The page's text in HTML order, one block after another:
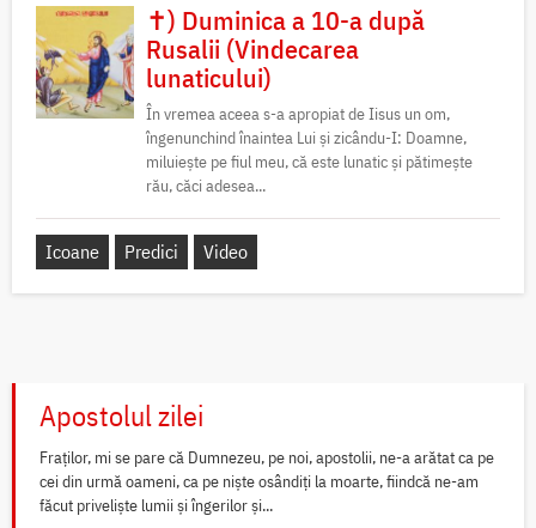
✝) Duminica a 10-a după
Rusalii (Vindecarea
lunaticului)
În vremea aceea s-a apropiat de Iisus un om,
îngenunchind înaintea Lui și zicându-I: Doamne,
miluiește pe fiul meu, că este lunatic și pătimește
rău, căci adesea...
Icoane Predici Video
Apostolul zilei
Fraților, mi se pare că Dumnezeu, pe noi, apostolii, ne-a arătat ca pe
cei din urmă oameni, ca pe niște osândiți la moarte, fiindcă ne-am
făcut priveliște lumii și îngerilor și...